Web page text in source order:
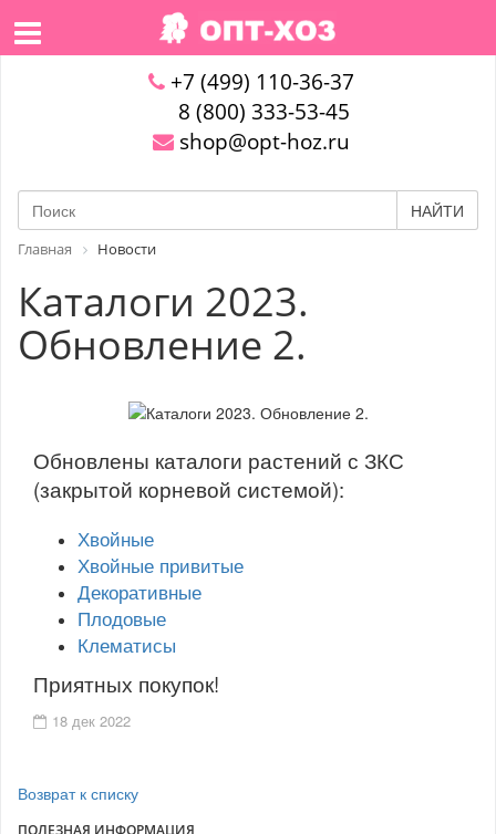
+7 (499) 110-36-37
8 (800) 333-53-45
shop@opt-hoz.ru
НАЙТИ
Главная Новости
Каталоги 2023.
Обновление 2.
Обновлены каталоги растений с ЗКС
(закрытой корневой системой):
Хвойные
Хвойные привитые
Декоративные
Плодовые
Клематисы
Приятных покупок!
18 дек 2022
Возврат к списку